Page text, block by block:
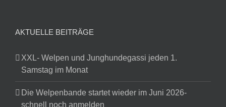
AKTUELLE BEITRÄGE
XXL- Welpen und Junghundegassi jeden 1.
Samstag im Monat
Die Welpenbande startet wieder im Juni 2026-
schnell noch anmelden